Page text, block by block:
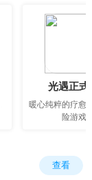
光遇正式
暖心纯粹的疗愈
险游戏
查看